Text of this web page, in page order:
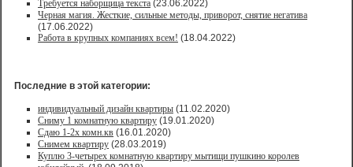
Требуется наборщица текста (23.06.2022)
Черная магия. Жесткие, сильные методы, приворот, снятие негатива
(17.06.2022)
Работа в крупных компаниях всем! (18.04.2022)
Последние в этой категории:
индивидуальный дизайн квартиры (11.02.2020)
Сниму 1 комнатную квартиру (19.01.2020)
Сдаю 1-2х комн.кв (16.01.2020)
Снимем квартиру (28.03.2019)
Куплю 3-четырех комнатную квартиру мытищи пушкино королев